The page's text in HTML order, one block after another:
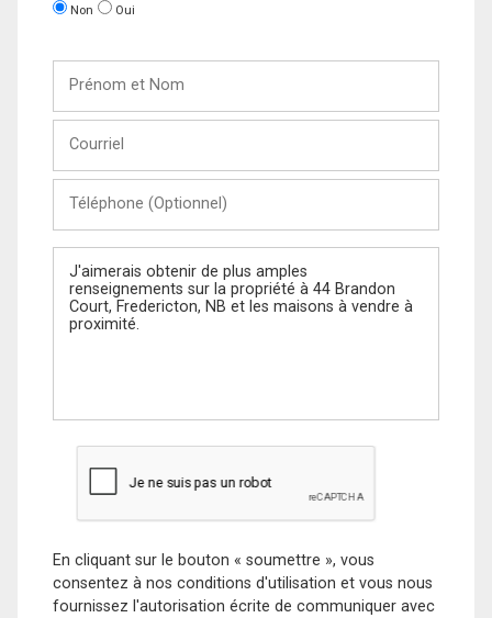
Non Oui
Nom
(Optionnel)
Message
En cliquant sur le bouton « soumettre », vous
consentez à nos conditions d'utilisation et vous nous
fournissez l'autorisation écrite de communiquer avec